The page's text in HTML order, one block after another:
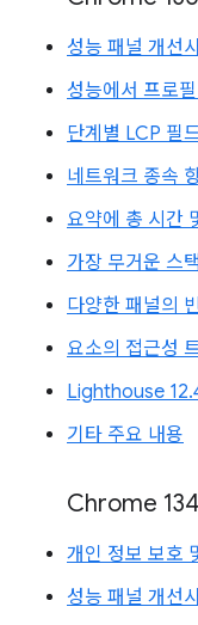
성능 패널 개선
성능에서 프로
단계별 LCP 필
네트워크 종속
요약에 총 시간
가장 무거운 스
다양한 패널의
요소의 접근성
Lighthouse
기타 주요 내용
Chrome 134
개인 정보 보호
성능 패널 개선